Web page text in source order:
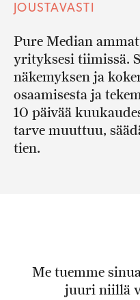
JOUSTAVASTI
Pure Median
yrityksesi tiimissä.
näkemyksen ja
osaamisesta ja
10 päivää
tarve muuttuu,
tien.
Me tuemme
juuri niillä